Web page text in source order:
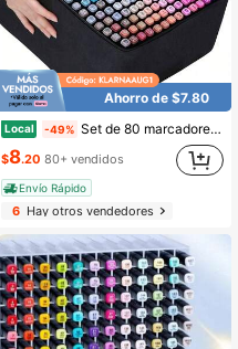
Ahorro de $7.80
Local -49% Set de 80 marcadores de alcohol con puntas dobles (punta cincel y fina) a base de alcohol para dibujo y coloración para niños y adultos
$8.20 80+ vendidos
Envío Rápido
6Hay otros vendedores